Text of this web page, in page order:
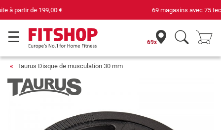
69 magasins avec 75 techniciens
69x
Taurus Disque de musculation 30 mm